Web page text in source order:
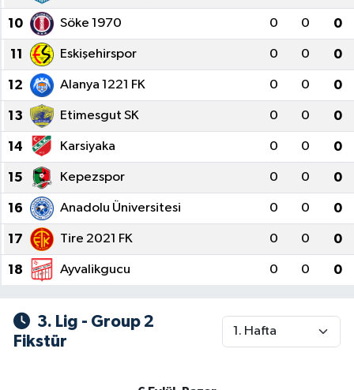
10 Söke 1970 0 0 0
11 Eskişehirspor 0 0 0
12 Alanya 1221 FK 0 0 0
13 Etimesgut SK 0 0 0
14 Karsiyaka 0 0 0
15 Kepezspor 0 0 0
16 Anadolu Üniversitesi 0 0 0
17 Tire 2021 FK 0 0 0
18 Ayvalikgucu 0 0 0
3. Lig - Group 2
Fikstür